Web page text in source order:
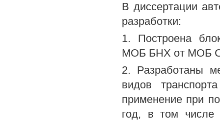
В диссертации
разработки:
1. Построена
МОБ БНХ от МОБ
2. Разработаны
видов
применение при
год, в том числе